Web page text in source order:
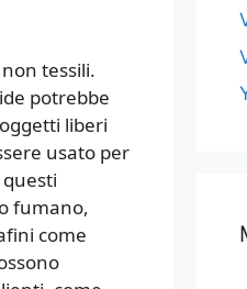
tessili.
potrebbe
liberi
usato per
fumano,
come